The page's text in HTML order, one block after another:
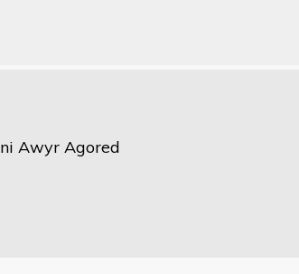
Awyr Agored